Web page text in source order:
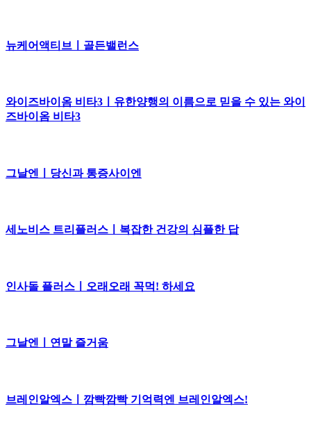
뉴케어액티브ㅣ골든밸런스
와이즈바이옴 비타3ㅣ유한양행의 이름으로 믿을 수 있는 와이
즈바이옴 비타3
그날엔ㅣ당신과 통증사이엔
세노비스 트리플러스ㅣ복잡한 건강의 심플한 답
인사돌 플러스ㅣ오래오래 꼭먹! 하세요
그날엔ㅣ연말 즐거움
브레인알엑스ㅣ깜빡깜빡 기억력엔 브레인알엑스!